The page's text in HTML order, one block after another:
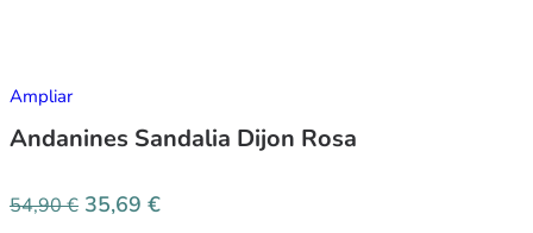
Ampliar
Andanines Sandalia Dijon Rosa
54,90€ 35,69 €